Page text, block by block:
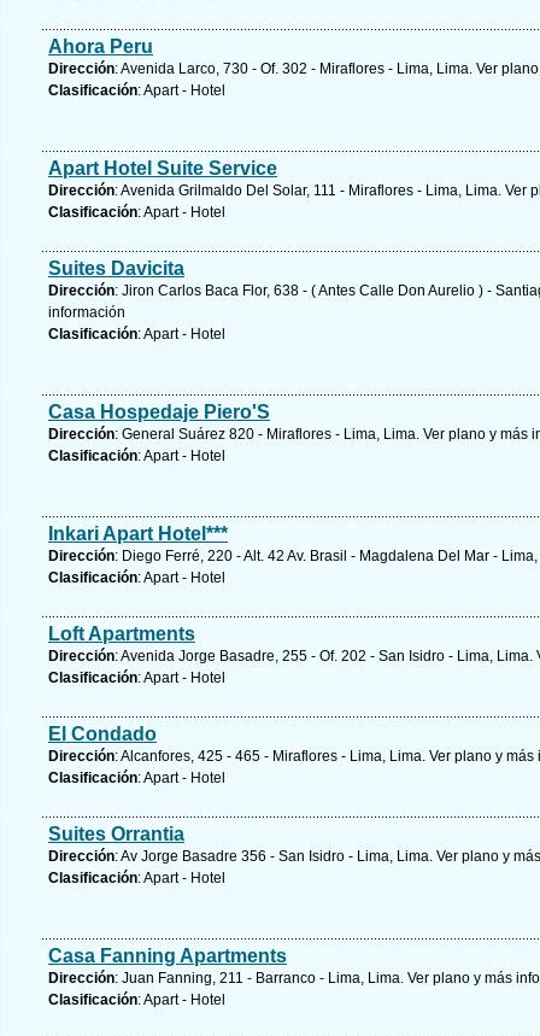
Ahora Peru
Dirección: Avenida Larco, 730 - Of. 302 - Miraflores - Lima, Lima. Ver
Clasificación: Apart - Hotel
Apart Hotel Suite Service
Dirección: Avenida Grilmaldo Del Solar, 111 - Miraflores - Lima, Lima. Ver
Clasificación: Apart - Hotel
Suites Davicita
Dirección: Jiron Carlos Baca Flor, 638 - ( Antes Calle Don Aurelio ) -
información
Clasificación: Apart - Hotel
Casa Hospedaje Piero'S
Dirección: General Suárez 820 - Miraflores - Lima, Lima. Ver plano y más
Clasificación: Apart - Hotel
Inkari Apart Hotel***
Dirección: Diego Ferré, 220 - Alt. 42 Av. Brasil - Magdalena Del Mar -
Clasificación: Apart - Hotel
Loft Apartments
Dirección: Avenida Jorge Basadre, 255 - Of. 202 - San Isidro - Lima, Lima.
Clasificación: Apart - Hotel
El Condado
Dirección: Alcanfores, 425 - 465 - Miraflores - Lima, Lima. Ver plano y más
Clasificación: Apart - Hotel
Suites Orrantia
Dirección: Av Jorge Basadre 356 - San Isidro - Lima, Lima. Ver plano y
Clasificación: Apart - Hotel
Casa Fanning Apartments
Dirección: Juan Fanning, 211 - Barranco - Lima, Lima. Ver plano y más
Clasificación: Apart - Hotel